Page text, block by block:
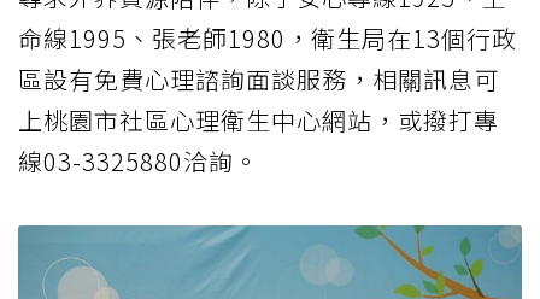
命線1995、張老師1980，衛生局在13個行政
區設有免費心理諮詢面談服務，相關訊息可
上桃園市社區心理衛生中心網站，或撥打專
線03-3325880洽詢。